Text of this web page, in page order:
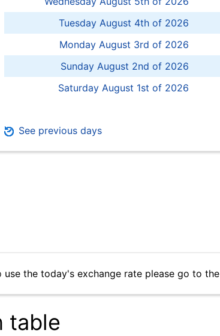
Tuesday August 4th of 2026
Monday August 3rd of 2026
Sunday August 2nd of 2026
Saturday August 1st of 2026
See previous days
the today's exchange rate please go to the
table